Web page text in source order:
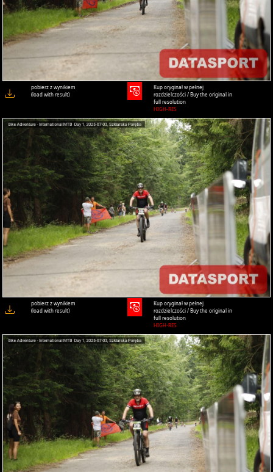
pobierz z wynikiem
(load with result)
Kup oryginał w pełnej
rozdzielczości / Buy the original in
full resolution
HIGH-RES
pobierz z wynikiem
(load with result)
Kup oryginał w pełnej
rozdzielczości / Buy the original in
full resolution
HIGH-RES